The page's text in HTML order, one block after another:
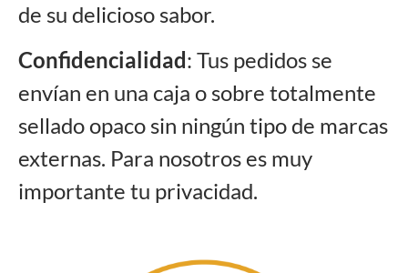
de su delicioso sabor.
Confidencialidad: Tus pedidos se
envían en una caja o sobre totalmente
sellado opaco sin ningún tipo de marcas
externas. Para nosotros es muy
importante tu privacidad.